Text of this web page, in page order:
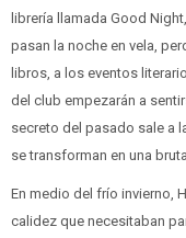
librería llamada Good
pasan la noche en vela,
libros, a los eventos
del club empezarán a
secreto del pasado sale a
se transforman en una
En medio del frío invierno,
calidez que necesitaban